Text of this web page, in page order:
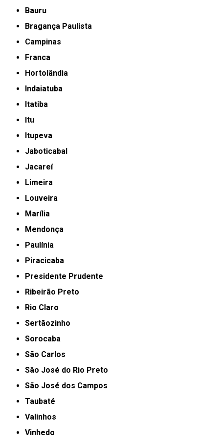
Bauru
Bragança Paulista
Campinas
Franca
Hortolândia
Indaiatuba
Itatiba
Itu
Itupeva
Jaboticabal
Jacareí
Limeira
Louveira
Marília
Mendonça
Paulínia
Piracicaba
Presidente Prudente
Ribeirão Preto
Rio Claro
Sertãozinho
Sorocaba
São Carlos
São José do Rio Preto
São José dos Campos
Taubaté
Valinhos
Vinhedo